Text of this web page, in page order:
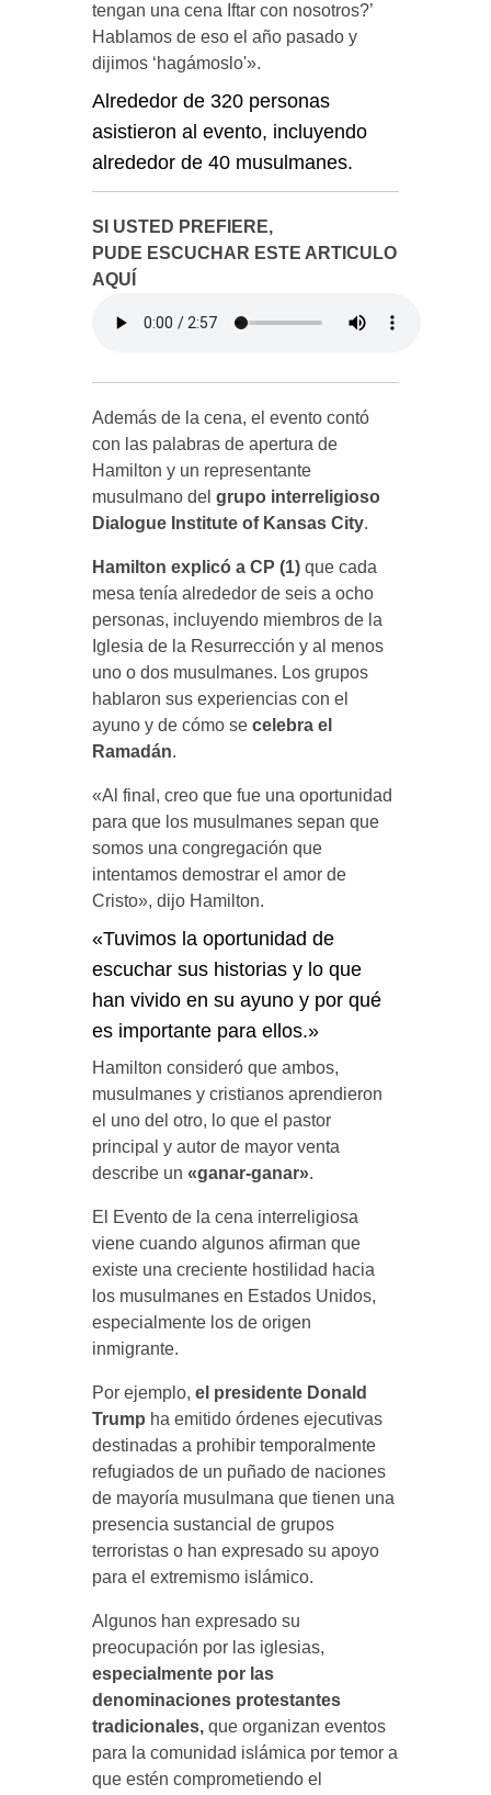
tengan una cena Iftar con nosotros?’
Hablamos de eso el año pasado y
dijimos ‘hagámoslo'».
Alrededor de 320 personas
asistieron al evento, incluyendo
alrededor de 40 musulmanes.
SI USTED PREFIERE,
PUDE ESCUCHAR ESTE ARTICULO
AQUÍ
Además de la cena, el evento contó
con las palabras de apertura de
Hamilton y un representante
musulmano del grupo interreligioso
Dialogue Institute of Kansas City.
Hamilton explicó a CP (1) que cada
mesa tenía alrededor de seis a ocho
personas, incluyendo miembros de la
Iglesia de la Resurrección y al menos
uno o dos musulmanes. Los grupos
hablaron sus experiencias con el
ayuno y de cómo se celebra el
Ramadán.
«Al final, creo que fue una oportunidad
para que los musulmanes sepan que
somos una congregación que
intentamos demostrar el amor de
Cristo», dijo Hamilton.
«Tuvimos la oportunidad de
escuchar sus historias y lo que
han vivido en su ayuno y por qué
es importante para ellos.»
Hamilton consideró que ambos,
musulmanes y cristianos aprendieron
el uno del otro, lo que el pastor
principal y autor de mayor venta
describe un «ganar-ganar».
El Evento de la cena interreligiosa
viene cuando algunos afirman que
existe una creciente hostilidad hacia
los musulmanes en Estados Unidos,
especialmente los de origen
inmigrante.
Por ejemplo, el presidente Donald
Trump ha emitido órdenes ejecutivas
destinadas a prohibir temporalmente
refugiados de un puñado de naciones
de mayoría musulmana que tienen una
presencia sustancial de grupos
terroristas o han expresado su apoyo
para el extremismo islámico.
Algunos han expresado su
preocupación por las iglesias,
especialmente por las
denominaciones protestantes
tradicionales, que organizan eventos
para la comunidad islámica por temor a
que estén comprometiendo el